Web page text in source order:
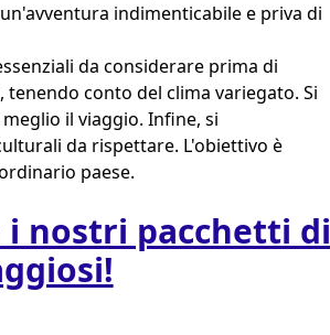
indimenticabile e priva di
da considerare prima di
conto del clima variegato. Si
il viaggio. Infine, si
da rispettare. L'obiettivo è
paese.
nostri pacchetti di